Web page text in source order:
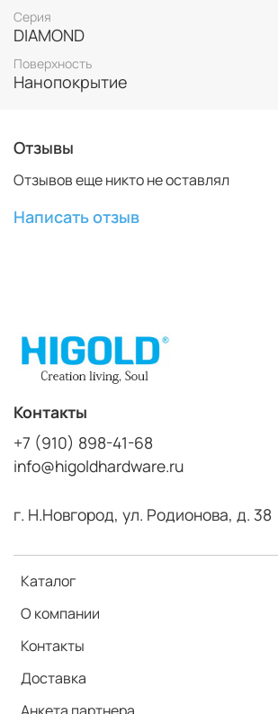
Серия
DIAMOND
Поверхность
Нанопокрытие
Отзывы
Отзывов еще никто не оставлял
Написать отзыв
Каталог
О компании
Контакты
Доставка
Контакты
+7 (910) 898-41-68
info@higoldhardware.ru
г. Н.Новгород, ул. Родионова, д. 38